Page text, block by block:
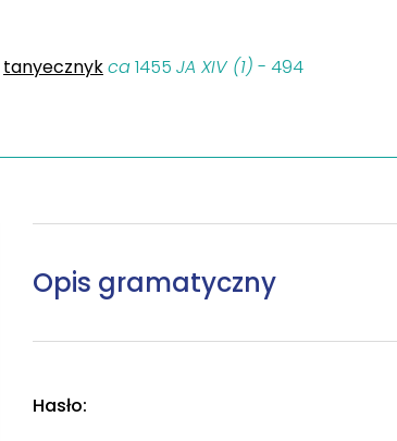
tanyecznykca1455 JA XIV (1) - 494
Opis gramatyczny
Hasło: